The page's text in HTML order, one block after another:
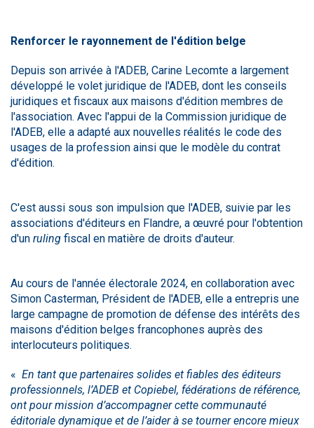
Renforcer le rayonnement de l'édition belge
Depuis son arrivée à l'ADEB, Carine Lecomte a largement
développé le volet juridique de l'ADEB, dont les conseils
juridiques et fiscaux aux maisons d'édition membres de
l'association. Avec l'appui de la Commission juridique de
l'ADEB, elle a adapté aux nouvelles réalités le code des
usages de la profession ainsi que le modèle du contrat
d'édition.
C'est aussi sous son impulsion que l'ADEB, suivie par les
associations d'éditeurs en Flandre, a œuvré pour l'obtention
d'un ruling fiscal en matière de droits d'auteur.
Au cours de l'année électorale 2024, en collaboration avec
Simon Casterman, Président de l'ADEB, elle a entrepris une
large campagne de promotion de défense des intérêts des
maisons d'édition belges francophones auprès des
interlocuteurs politiques.
« En tant que partenaires solides et fiables des éditeurs
professionnels, l’ADEB et Copiebel, fédérations de référence,
ont pour mission d’accompagner cette communauté
éditoriale dynamique et de l’aider à se tourner encore mieux